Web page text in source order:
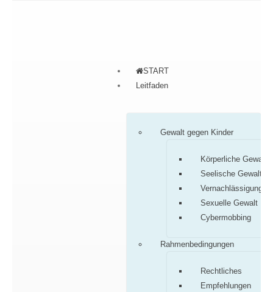
START
Leitfaden
Gewalt gegen Kinder
Körperliche Gewalt
Seelische Gewalt
Vernachlässigung
Sexuelle Gewalt
Cybermobbing
Rahmenbedingungen
Rechtliches
Empfehlungen